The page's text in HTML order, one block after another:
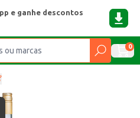
e ganhe descontos
0